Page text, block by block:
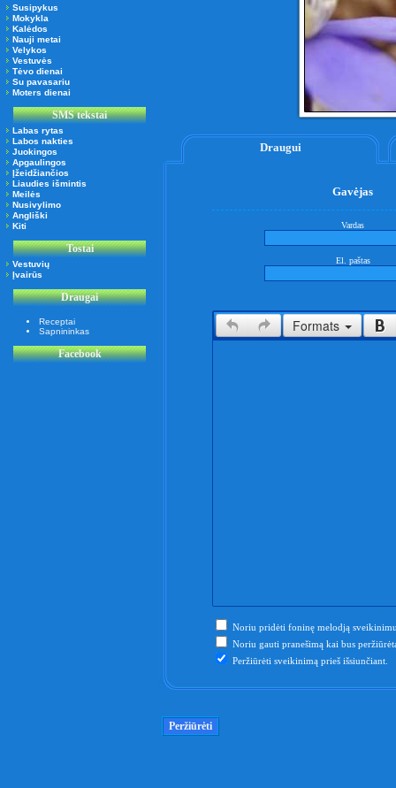
Susipykus
Mokykla
Kalėdos
Nauji metai
Velykos
Vestuvės
Tėvo dienai
Su pavasariu
Moters dienai
SMS tekstai
Labas rytas
Labos nakties
Juokingos
Apgaulingos
Įžeidžiančios
Liaudies išmintis
Meilės
Nusivylimo
Angliški
Kiti
Tostai
Vestuvių
Įvairūs
Draugai
Receptai
Sapnininkas
Facebook
Draugui
Gavėjas
Vardas
El. paštas
Formats
Noriu pridėti foninę melodją
Noriu gauti pranešimą kai bus
Peržiūrėti sveikinimą prieš išsiunčiant.